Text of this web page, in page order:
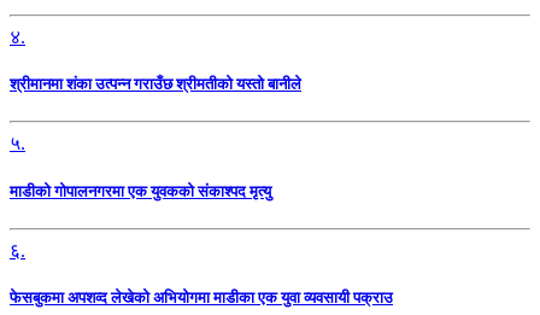
४.
श्रीमानमा शंका उत्पन्न गराउँछ श्रीमतीको यस्तो बानीले
५.
माडीको गोपालनगरमा एक युवकको संकाश्पद मृत्यु
६.
फेसबुकमा अपशव्द लेखेको अभियोगमा माडीका एक युवा व्यवसायी पक्राउ